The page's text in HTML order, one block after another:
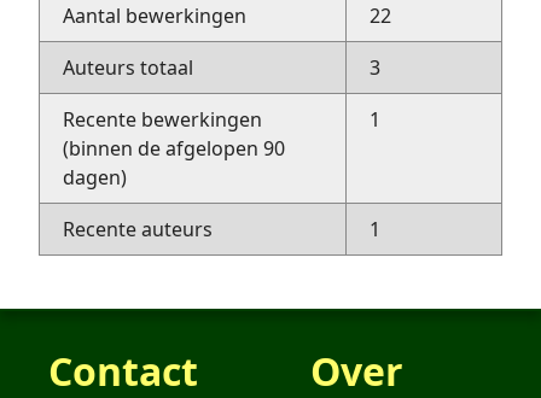
Aantal bewerkingen
22
Auteurs totaal
3
Recente bewerkingen
(binnen de afgelopen 90
dagen)
1
Recente auteurs 1
Contact Over